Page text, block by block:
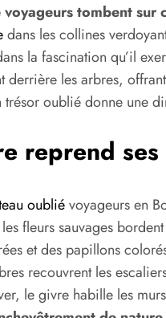
tombent sur
dans les collines
la fascination qu’il
derrière les arbres,
oublié donne une
reprend
oubliévoyageurs en
fleurs sauvages
et des papillons
recouvrent les
le givre habille les